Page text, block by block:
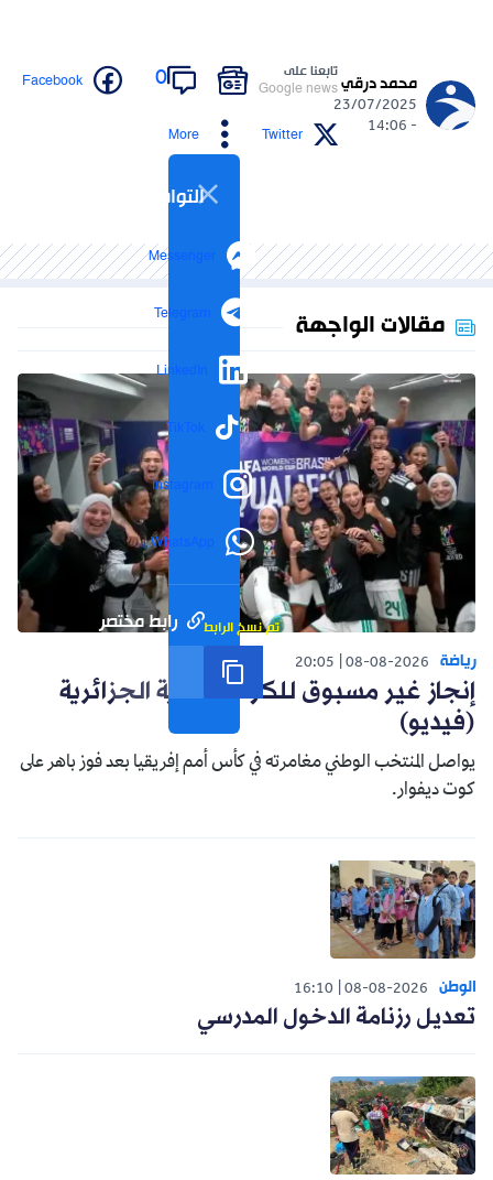
محمد درقي
23/07/2025
- 14:06
تابعنا على
Google news
0
Facebook
Twitter
More
التواصل الاجتماعي
Messenger
Telegram
LinkedIn
TikTok
Instagram
WhatsApp
رابط مختصر تم نسخ الرابط
مقالات الواجهة
رياضة 08-08-2026
20:05
إنجاز غير مسبوق للكرة النسوية الجزائرية
(فيديو)
يواصل المنتخب الوطني مغامرته في كأس أمم إفريقيا بعد فوز باهر على
كوت ديفوار.
الوطن 08-08-2026
16:10
تعديل رزنامة الدخول المدرسي